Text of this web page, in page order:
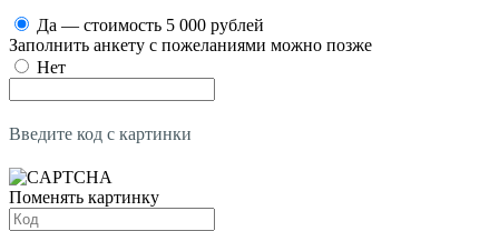
Да — стоимость 5 000 рублей
Заполнить анкету с пожеланиями можно позже
Нет
Введите код с картинки
Поменять картинку